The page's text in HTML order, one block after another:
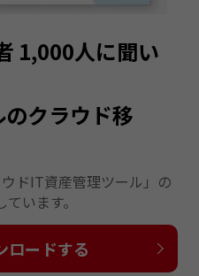
1,000人に聞い
クラウド移
ドIT資産管理ツール」の
います。
ロードする